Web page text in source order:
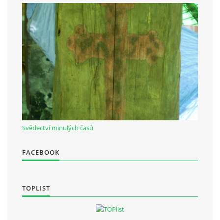
Občanská vzdělávací jednota "Komenský" v Choceradech z.s.
Chocerady 4
257 24 Chocerady
IČ: 498 28 614
Kontaktní osoba:
Mgr. Miroslava Cinkeisová
723 967 851
Svědectví minulých časů
FACEBOOK
TOPLIST